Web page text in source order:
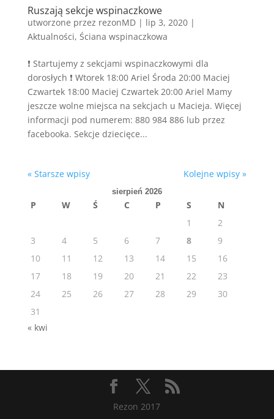
Ruszają sekcje wspinaczkowe
utworzone przez rezonMD| lip 3, 2020|
Aktualności, Ściana wspinaczkowa
❗️ Startujemy z sekcjami wspinaczkowymi dla
dorosłych ❗️ Wtorek 18:00 Ariel Środa 20:00 Maciej
Czwartek 18:00 Maciej Czwartek 20:00 Ariel Mamy
jeszcze wolne miejsca na sekcjach u Macieja. Więcej
informacji pod numerem: 880 984 886 lub przez
facebooka. Sekcje dziecięce...
« Starsze wpisy Kolejne wpisy »
sierpień 2026
P W Ś C P S
N
1
2
3
4 5 6 7 8
9
10
11 12 13 14 15
16
17
18 19 20 21 22
23
24
25 26 27 28 29
30
31
« kwi
Rezon 2017